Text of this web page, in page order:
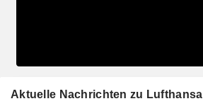
Aktuelle Nachrichten zu Lufthansa